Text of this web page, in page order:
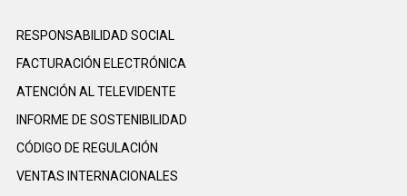
RESPONSABILIDAD SOCIAL
FACTURACIÓN ELECTRÓNICA
ATENCIÓN AL TELEVIDENTE
INFORME DE SOSTENIBILIDAD
CÓDIGO DE REGULACIÓN
VENTAS INTERNACIONALES